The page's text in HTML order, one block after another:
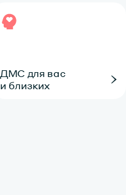
ДМС для вас
и близких